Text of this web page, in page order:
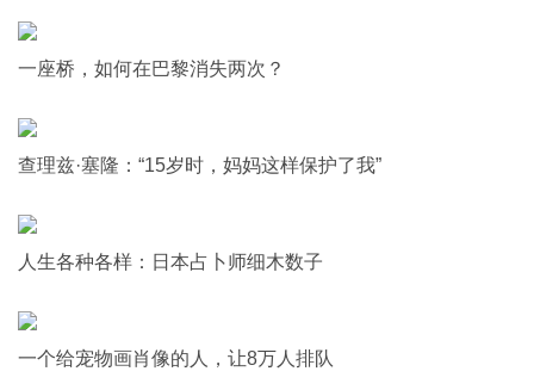
一座桥，如何在巴黎消失两次？
查理兹·塞隆：“15岁时，妈妈这样保护了我”
人生各种各样：日本占卜师细木数子
一个给宠物画肖像的人，让8万人排队